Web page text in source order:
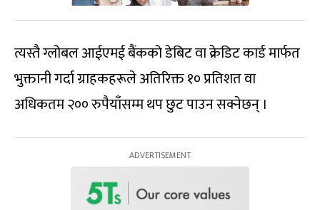
त्यस्तै ग्लोबल आईएमई बैंकको डेबिट वा क्रेडिट कार्ड मार्फत
भुक्तानी गर्दा ग्राहकहरूले अतिरिक्त १० प्रतिशत वा
अधिकतम २०० रुपैयाँसम्म थप छुट पाउन सक्नेछन् ।